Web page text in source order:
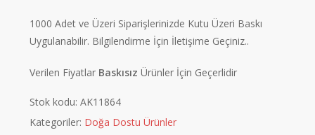
1000 Adet ve Üzeri Siparişlerinizde Kutu Üzeri Baskı
Uygulanabilir. Bilgilendirme İçin İletişime Geçiniz..
Verilen Fiyatlar Baskısız Ürünler İçin Geçerlidir
Stok kodu: AK11864
Kategoriler: Doğa Dostu Ürünler